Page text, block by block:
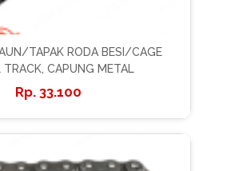
TAPAK RODA BESI/CAGE
TRACK, CAPUNG METAL
33.100